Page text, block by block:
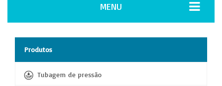
MENU
Produtos
Tubagem de pressão